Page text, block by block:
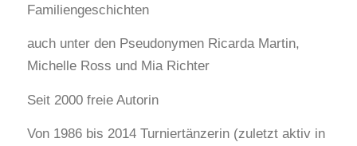
Familiengeschichten
auch unter den Pseudonymen Ricarda Martin,
Michelle Ross und Mia Richter
Seit 2000 freie Autorin
Von 1986 bis 2014 Turniertänzerin (zuletzt aktiv in